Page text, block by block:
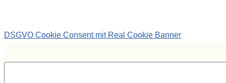
DSGVO Cookie Consent mit Real Cookie Banner